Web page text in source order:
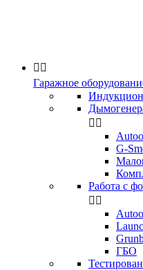
 
Гаражное
 
G-
Работа с
 
ГБО